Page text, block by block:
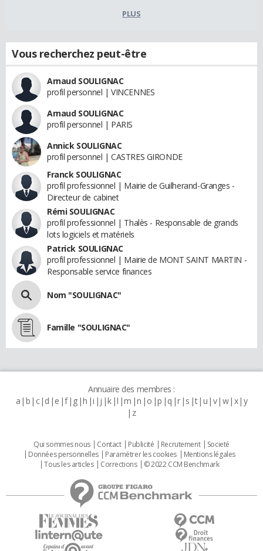
PLUS
Vous recherchez peut-être
Arnaud SOULIGNAC
profil personnel | VINCENNES
Arnaud SOULIGNAC
profil personnel | PARIS
Annick SOULIGNAC
profil personnel | CASTRES GIRONDE
Franck SOULIGNAC
profil professionnel | Mairie de Guilherand-Granges -
Directeur de cabinet
Rémi SOULIGNAC
profil professionnel | Thalès - Responsable de grands
lots logiciels et matériels
Patrick SOULIGNAC
profil professionnel | Mairie de MONT SAINT MARTIN -
Responsable service finances
Nom "SOULIGNAC"
Famille "SOULIGNAC"
Annuaire des membres :
a b c d e f g h i j k l m n o p q r s t u v w x y
z
Qui sommes nous Contact Publicité Recrutement
Societé
Données personnelles
Paramétrer les cookies
Mentions légales
Tous les articles
Corrections © 2022 CCM Benchmark